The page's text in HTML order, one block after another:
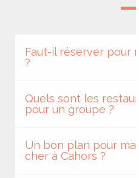
Faut-il réserver pour
?
Quels sont les
pour un groupe ?
Un bon plan pour
cher à Cahors ?